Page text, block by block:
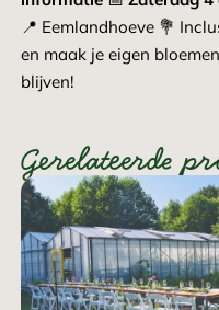
📍 Eemlandhoeve 💐
en maak je eigen
blijven!
Gerelateerde